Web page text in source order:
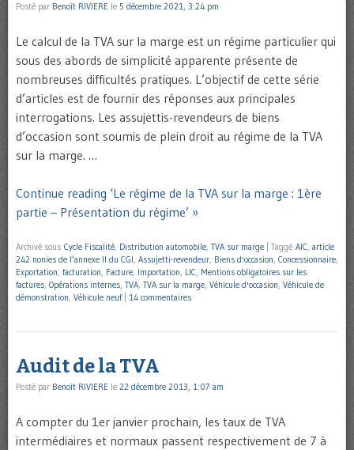
Posté par Benoît RIVIERE le 5 décembre 2021, 3:24 pm
Le calcul de la TVA sur la marge est un régime particulier qui
sous des abords de simplicité apparente présente de
nombreuses difficultés pratiques. L’objectif de cette série
d’articles est de fournir des réponses aux principales
interrogations. Les assujettis-revendeurs de biens
d’occasion sont soumis de plein droit au régime de la TVA
sur la marge. …
Continue reading ‘Le régime de la TVA sur la marge : 1ère
partie – Présentation du régime’ »
Archivé sous Cycle Fiscalité Distribution automobile TVA sur marge Taggé AIC article
242 nonies de l’annexe II du CGI Assujetti-revendeur Biens d'occasion Concessionnaire
Exportation facturation Facture Importation LIC Mentions obligatoires sur les
factures Opérations internes TVA TVA sur la marge Véhicule d'occasion Véhicule de
démonstration Véhicule neuf 14 commentaires
Audit de la TVA
Posté par Benoît RIVIERE le 22 décembre 2013, 1:07 am
A compter du 1er janvier prochain, les taux de TVA
intermédiaires et normaux passent respectivement de 7 à